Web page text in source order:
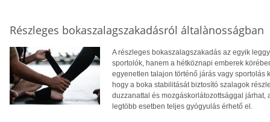
Részleges bokaszalagszakadásról általànosságban
A részleges bokaszalagszakadás az egyik
sportolók, hanem a hétköznapi emberek
egyenetlen talajon történő járás vagy
hogy a boka stabilitását biztosító szalagok
duzzanattal és mozgáskorlátozottsággal
legtöbb esetben teljes gyógyulás érhető el.